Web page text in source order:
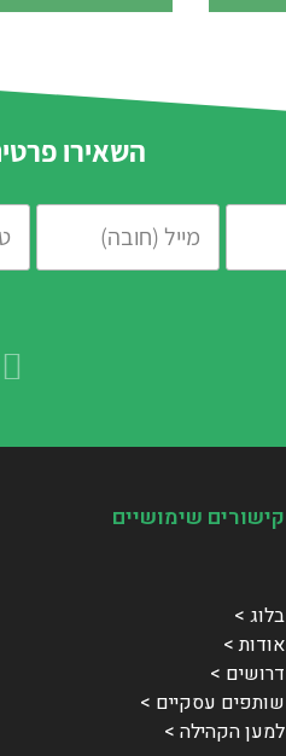
השאירו
קישורים שימושיים
בלוג >
אודות >
דרושים >
שותפים עסקיים >
למען הקהילה >